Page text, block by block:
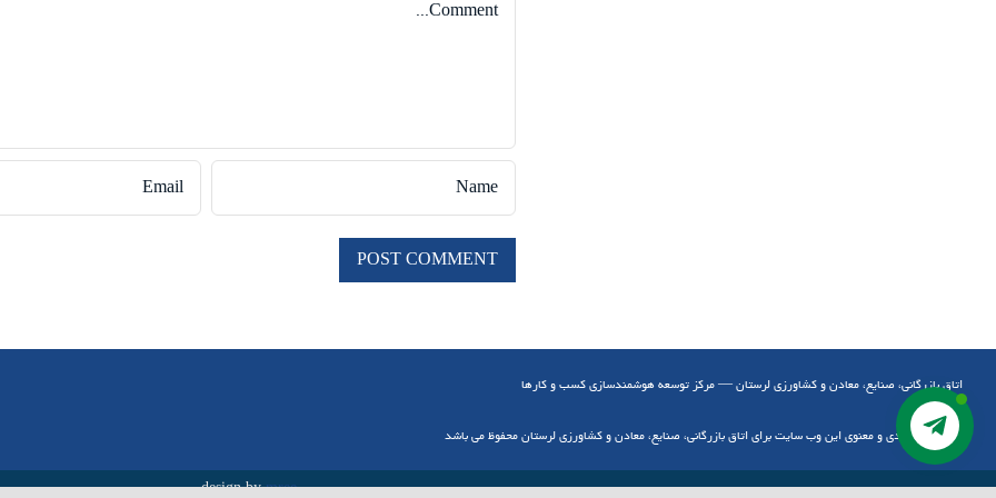
اتاق بازرگانی، صنایع، معادن و کشاورزی لرستان — مرکز توسعه هوشمندسازی کسب و کارها
کلیه حقوق مادی و معنوی این وب سایت برای اتاق بازرگانی، صنایع، معادن و کشاورزی لرستان محفوظ می باشد
design bymree